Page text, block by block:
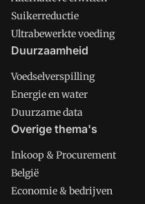
Suikerreductie
Ultrabewerkte voeding
Duurzaamheid
Voedselverspilling
Energie en water
Duurzame data
Overige thema's
Inkoop & Procurement
België
Economie & bedrijven